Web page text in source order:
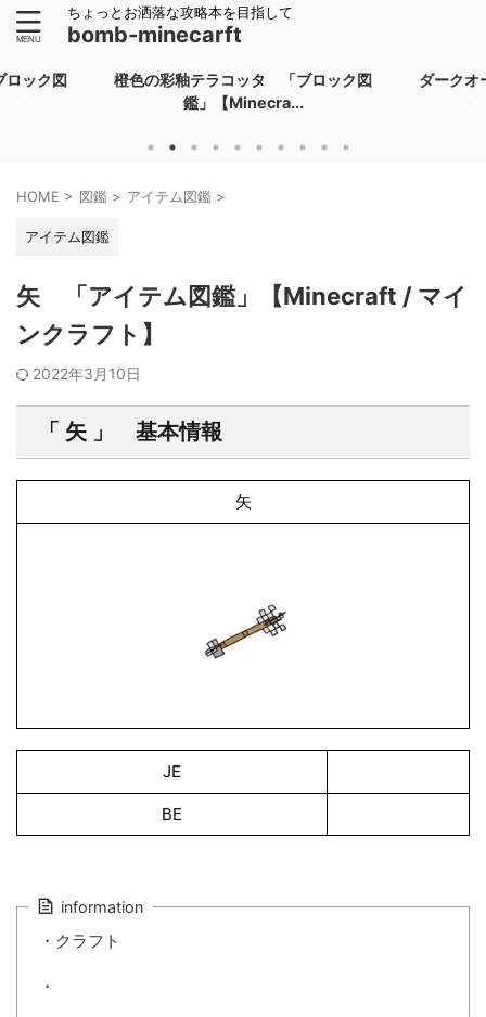
ちょっとお洒落な攻略本を目指して
bomb-minecarft
ック図
橙色の彩釉テラコッタ 「ブロック図
鑑」【Minecra...
ダーク
HOME > 図鑑 > アイテム図鑑 >
アイテム図鑑
矢 「アイテム図鑑」【Minecraft / マイ
ンクラフト】
2022年3月10日
「 矢 」 基本情報
矢
JE
BE
information
・クラフト
・